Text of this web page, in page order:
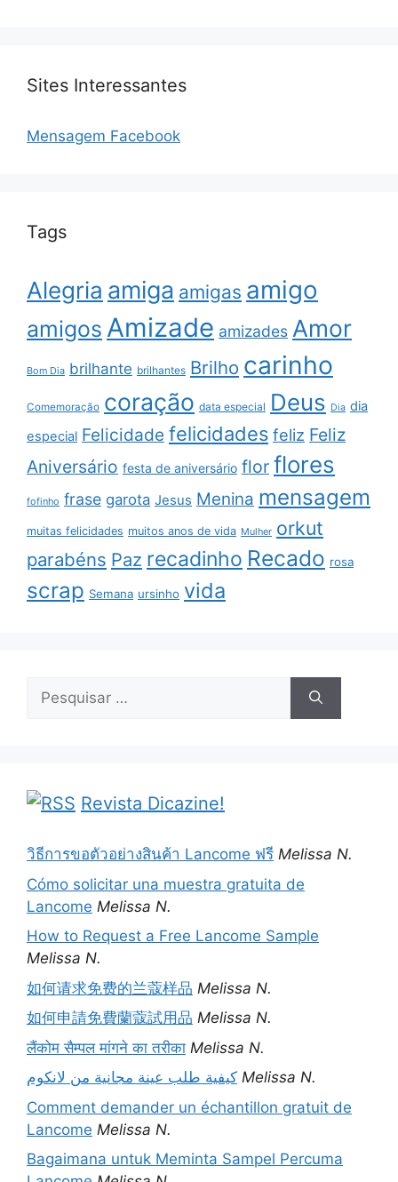
Sites Interessantes
Mensagem Facebook
Tags
Alegria amiga amigas amigo
amigos Amizade amizades Amor
Bom Dia brilhante brilhantes Brilho carinho
Comemoração coração data especial Deus Dia dia
especial Felicidade felicidades feliz Feliz
Aniversário festa de aniversário flor flores
fofinho frase garota Jesus Menina mensagem
muitas felicidades muitos anos de vida Mulher orkut
parabéns Paz recadinho Recado rosa
scrap Semana ursinho vida
Pesquisar
Revista Dicazine!
วิธีการขอตัวอย่างสินค้า Lancome ฟรี Melissa N.
Cómo solicitar una muestra gratuita de
Lancome Melissa N.
How to Request a Free Lancome Sample
Melissa N.
如何请求免费的兰蔻样品 Melissa N.
如何申請免費蘭蔻試用品 Melissa N.
लैंकोम सैम्पल मांगने का तरीका Melissa N.
كيفية طلب عينة مجانية من لانكوم Melissa N.
Comment demander un échantillon gratuit de
Lancome Melissa N.
Bagaimana untuk Meminta Sampel Percuma